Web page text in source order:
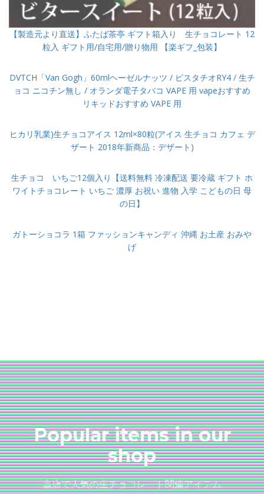
【製造元より直送】ふたば茶亭 ギフト箱入り 生チョコレート 12
粒入 ギフト用/自宅用/贈り物用 【楽ギフ_包装】
DVTCH「Van Gogh」60mlヘーゼルナッツ / ピスタチオRY4 / 生チ
ョコ ニコチン無し / オランダ電子タバコ VAPE 用 vapeおすすめ
リキッドおすすめ VAPE 用
ヒカリ乳業)生チョコアイス 12ml×80粒(アイス 生チョコ カフェ デ
ザート 2018年新商品：デザート)
生チョコ いちご12個入り【送料無料 冷凍配送 要冷蔵 ギフト ホ
ワイトチョコレート いちご 濃厚 お祝い 進物 入学 こどもの日 母
の日】
ガトーショコラ 1箱 ファッションキャンディ 沖縄 お土産 おみや
げ
Popular items in our
shop
当店で人気の生チョコレート関連アイテム